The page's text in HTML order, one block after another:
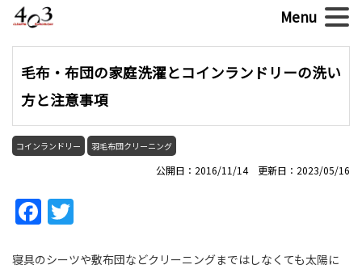
毛布・布団の家庭洗濯とコインランドリーの洗い
方と注意事項
コインランドリー 羽毛布団クリーニング
公開日：2016/11/14 更新日：2023/05/16
Facebook
寝具のシーツや敷布団などクリーニングまではしなくても太陽に